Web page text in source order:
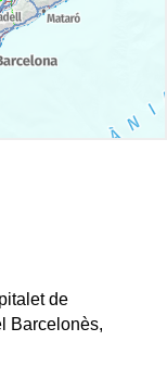
de
Barcelonès,